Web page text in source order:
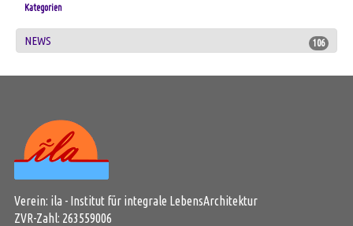
Kategorien
106
NEWS
Verein: ila - Institut für integrale LebensArchitektur
ZVR-Zahl: 263559006